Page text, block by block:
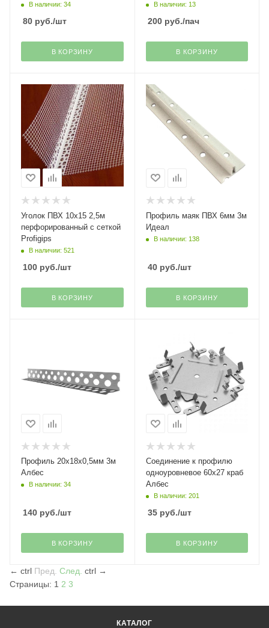
В наличии: 34
80 руб./шт
В КОРЗИНУ
В наличии: 13
200руб./пач
В КОРЗИНУ
Уголок ПВХ 10х15 2,5м
перфорированный с сеткой
Profigips
В наличии: 521
100 руб./шт
В КОРЗИНУ
Профиль маяк ПВХ 6мм 3м
Идеал
В наличии: 138
40руб./шт
В КОРЗИНУ
Профиль 20х18х0,5мм 3м
Албес
В наличии: 34
140 руб./шт
В КОРЗИНУ
Соединение к профилю
одноуровневое 60х27 краб
Албес
В наличии: 201
35руб./шт
В КОРЗИНУ
← ctrl Пред. След. ctrl →
Страницы: 1 2 3
КАТАЛОГ